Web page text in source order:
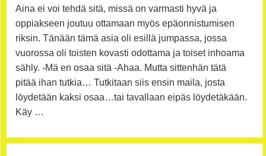
Aina ei voi tehdä sitä, missä on varmasti hyvä ja
oppiakseen joutuu ottamaan myös epäonnistumisen
riksin. Tänään tämä asia oli esillä jumpassa, jossa
vuorossa oli toisten kovasti odottama ja toiset inhoama
sähly. -Mä en osaa sitä -Ahaa. Mutta sittenhän tätä
pitää ihan tutkia… Tutkitaan siis ensin maila, josta
löydetään kaksi osaa…tai tavallaan eipäs löydetäkään.
Käy …